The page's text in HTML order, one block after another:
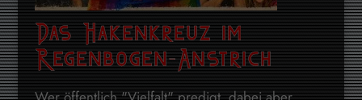
Das Hakenkreuz im
Regenbogen-Anstrich